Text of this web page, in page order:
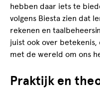
hebben daar iets te
volgens Biesta zien dat
rekenen en
juist ook over
met de wereld om ons
Praktijk en